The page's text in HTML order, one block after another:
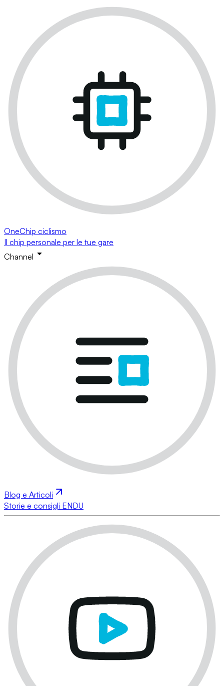
OneChip ciclismo
Il chip personale per le tue gare
Channel
Blog e Articoli
Storie e consigli ENDU